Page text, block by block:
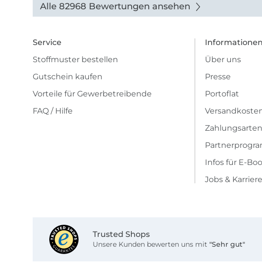
Alle 82968 Bewertungen ansehen
Service
Stoffmuster bestellen
Gutschein kaufen
Vorteile für Gewerbetreibende
FAQ / Hilfe
Informationen
Über uns
Presse
Portoflat
Zahlungsarten
Infos für E-
Jobs & Karriere
Trusted Shops
Unsere Kunden bewerten uns mit "Sehr gut"